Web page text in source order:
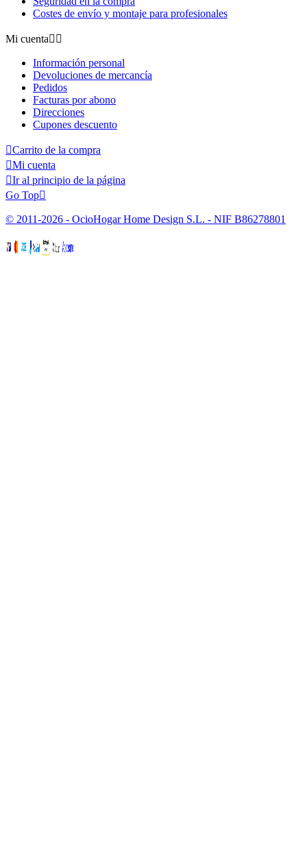
Costes de envío y montaje para profesionales
Mi cuenta 
Información personal
Devoluciones de mercancía
Pedidos
Facturas por abono
Direcciones
Cupones descuento
Carrito de la compra
Mi cuenta
Ir al principio de la página
Go Top
© 2011-2026 - OcioHogar Home Design S.L. - NIF B86278801